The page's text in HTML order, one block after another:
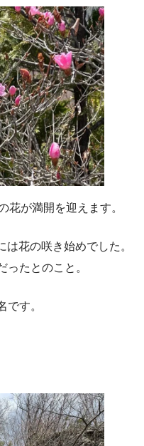
花が満開を迎えます。
花の咲き始めでした。
ったとのこと。
です。